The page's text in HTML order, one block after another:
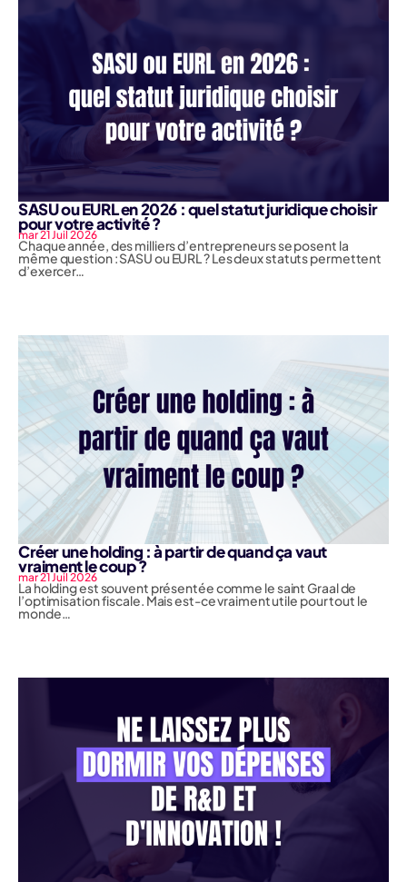
SASU ou EURL en 2026 : quel statut juridique choisir
pour votre activité ?
mar 21 Juil 2026
Chaque année, des milliers d’entrepreneurs se posent la
même question : SASU ou EURL ? Les deux statuts permettent
d’exercer…
Créer une holding : à partir de quand ça vaut
vraiment le coup ?
mar 21 Juil 2026
La holding est souvent présentée comme le saint Graal de
l’optimisation fiscale. Mais est-ce vraiment utile pour tout le
monde…